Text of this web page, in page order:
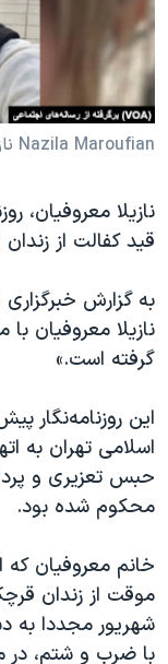
حقوق شهروندی
اقتصادی
علم و فناوری
گالری عکس
آرشیو پخش زنده
انتخابات ریاست
حمله جمهوری
رمز مهسا
اعتراضات زن،
مجموعه مستندهای
تریبونال مردمی آبان
دادگاه حمید نوری
قانون شفافیت
اعتراضات مردمی
اسرائیل در جنگ
همایش
صفحه‌های ویژه
سفر پرزیدنت
دنبال کنید
Nazila Maroufian نازیلا معروفیان
قید کفالت از
به گزارش خبرگزاری
نازیلا معروفیان
گرفته است.»
اسلامی تهران به
محکوم شده بود.
خانم معروفیان که
موقت از زندان
شهریور مجددا به
با ضرب و شتم، در